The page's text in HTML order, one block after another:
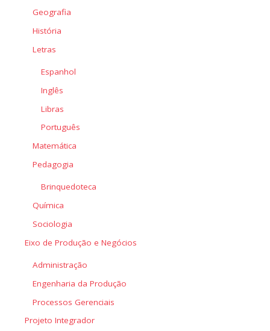
Geografia
História
Letras
Espanhol
Inglês
Libras
Português
Matemática
Pedagogia
Brinquedoteca
Química
Sociologia
Eixo de Produção e Negócios
Administração
Engenharia da Produção
Processos Gerenciais
Projeto Integrador